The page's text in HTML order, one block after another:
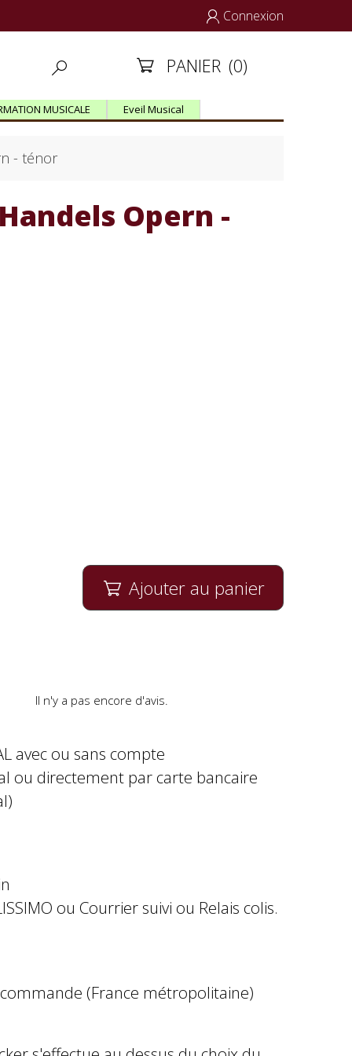
 Connexion
  PANIER (0)
MUSICALE Eveil Musical
- ténor
Opern -
 Ajouter au panier
Il n'y a pas encore d'avis.
avec ou sans compte
ou directement par carte bancaire
ou Courrier suivi ou Relais colis.
(France métropolitaine)